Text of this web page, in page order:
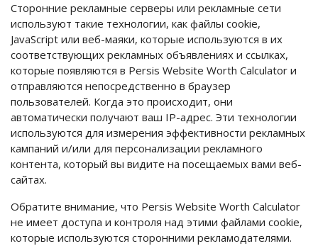
Сторонние рекламные серверы или рекламные сети
используют такие технологии, как файлы cookie,
JavaScript или веб-маяки, которые используются в их
соответствующих рекламных объявлениях и ссылках,
которые появляются в Persis Website Worth Calculator и
отправляются непосредственно в браузер
пользователей. Когда это происходит, они
автоматически получают ваш IP-адрес. Эти технологии
используются для измерения эффективности рекламных
кампаний и/или для персонализации рекламного
контента, который вы видите на посещаемых вами веб-
сайтах.
Обратите внимание, что Persis Website Worth Calculator
не имеет доступа и контроля над этими файлами cookie,
которые используются сторонними рекламодателями.